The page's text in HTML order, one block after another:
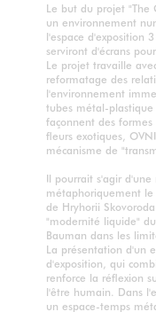
Le but du projet "The
un environnement
l'espace d'exposition
serviront d'écrans
Le projet travaille
reformatage des
l'environnement
tubes métal-
façonnent des
fleurs exotiques,
mécanisme de
Il pourrait s'agir d'une
métaphoriquement
de Hryhorii
"modernité liquide"
Bauman dans les
La présentation d'un
d'exposition, qui
renforce la réflexion
l'être humain. Dans
un espace-temps